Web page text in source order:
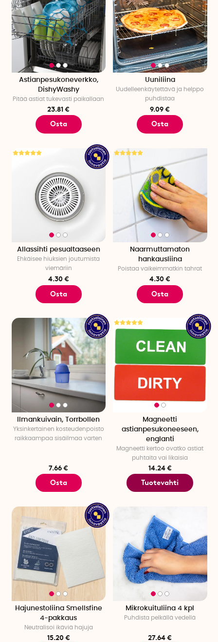
Astianpesukoneverkko,
DishyWashy
Pitää astiat tukevasti paikallaan
23.81 €
Osta
Uuniliina
Uudelleenkäytettävä ja helppo
puhdistaa
9.09 €
Osta
Allassihti pesualtaaseen
Ehkäisee hiuksien joutumista
viemäriin
4.30 €
Osta
Naarmuttamaton
hankausliina
Poistaa vaikeimmatkin tahrat
4.30 €
Osta
Ilmankuivain, Torrbollen
Yksinkertainen kosteudenpoisto
raikkaampaa sisäilmaa varten
7.66 €
Osta
Magneetti
astianpesukoneeseen,
englanti
Magneetti kertoo ovatko astiat
puhtaita vai likaisia
14.24 €
Tuotevahti
Hajunestoliina Smellsfine
4-pakkaus
Neutralisoi ikäviä hajuja
15.20 €
Mikrokuituliina 4 kpl
Puhdista pelkällä vedellä
27.64 €